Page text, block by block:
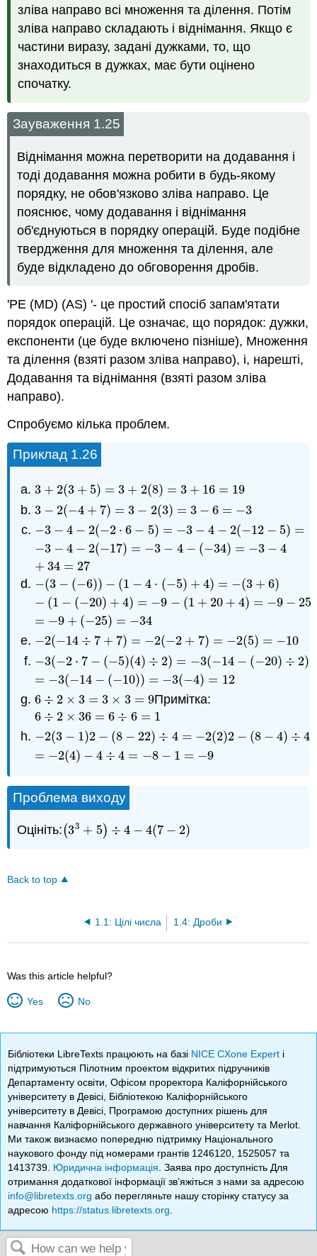
зліва направо всі множення та ділення. Потім
зліва направо складають і віднімання. Якщо є
частини виразу, задані дужками, то, що
знаходиться в дужках, має бути оцінено
спочатку.
Зауваження 1.25
Віднімання можна перетворити на додавання і
тоді додавання можна робити в будь-якому
порядку, не обов'язково зліва направо. Це
пояснює, чому додавання і віднімання
об'єднуються в порядку операцій. Буде подібне
твердження для множення та ділення, але
буде відкладено до обговорення дробів.
'PE (MD) (AS) '- це простий спосіб запам'ятати
порядок операцій. Це означає, що порядок: дужки,
експоненти (це буде включено пізніше), Множення
та ділення (взяті разом зліва направо), і, нарешті,
Додавання та віднімання (взяті разом зліва
направо).
Спробуємо кілька проблем.
Приклад 1.26
3 + 2(3 + 5) = 3 + 2(8) = 3 + 16 = 19
3 +2 (3+ 5) =3 +2 (8)= 3+16= 19
3 − 2(−4 + 7) = 3 − 2(3) = 3 − 6 = −3
3 −2 (−4+7)=3−2 (3 )= 3−6=−3
−3 − 4 − 2(−2 ⋅ 6 − 5) = −3 − 4 − 2(−12 − 5) =
−3 − 4 − 2(−17) = −3 − 4 − (−34) = −3 − 4
+ 34 = 27
−3−4 −2(−2⋅6− 5 )=− 3− 4− 2(− 12 − 5) =−3−4 −2 (− 17
−(3 − (−6)) − (1 − 4 ⋅ (−5) + 4) = −(3 + 6)
− (1 − (−20) + 4) = −9 − (1 + 20 + 4) = −9 − 25
= −9 + (−25) = −34
−(3−(−6))−(1− 4⋅( −5)+ 4)=−( 3+6) −( 1−(− 20)+
−2(−14 ÷ 7 + 7) = −2(−2 + 7) = −2(5) = −10
−2(−14÷7+7)=−2(− 2+7)=−2( 5)=− 10
−3(−2 ⋅ 7 − (−5)(4) ÷ 2) = −3(−14 − (−20) ÷ 2)
= −3(−14 − (−10)) = −3(−4) = 12
−3(−2⋅ 7 − (− 5)(4)÷2) =− 3( −14−(−20)÷2 )=−3(− 14−(
6 ÷ 2 × 3 = 3 × 3 = 9
6 ÷2 × 3=3 ×3 = 9 Примітка:
6 ÷ 2 × 36 = 6 ÷ 6 = 1
6 ÷2 × 36 =6 ÷6 = 1
−2(3 − 1)2 − (8 − 22) ÷ 4 = −2(2)2 − (8 − 4) ÷ 4
= −2(4) − 4 ÷ 4 = −8 − 1 = −9
−2(3−1 )2−(8−22)÷4=−2 (2 )2 −(8−4)÷ 4=−2(4)− 4÷4
Проблема виходу
Оцініть:(33 + 5) ÷ 4 − 4(7 − 2)
(33 +5 )÷ 4− 4( 7−2)
Back to top
1.1: Цілі числа 1.4: Дроби
Was this article helpful?
Yes No
Бібліотеки LibreTexts працюють на базі NICE CXone Expert і
підтримуються Пілотним проектом відкритих підручників
Департаменту освіти, Офісом проректора Каліфорнійського
університету в Девісі, Бібліотекою Каліфорнійського
університету в Девісі, Програмою доступних рішень для
навчання Каліфорнійського державного університету та Merlot.
Ми також визнаємо попередню підтримку Національного
наукового фонду під номерами грантів 1246120, 1525057 та
1413739. Юридична інформація . Заява про доступність Для
отримання додаткової інформації зв’яжіться з нами за адресою
info@libretexts.org або перегляньте нашу сторінку статусу за
адресою https://status.libretexts.org